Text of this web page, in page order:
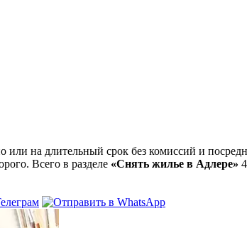
на длительный срок без комиссий и
Всего в разделе «Снять жилье в Адлере»